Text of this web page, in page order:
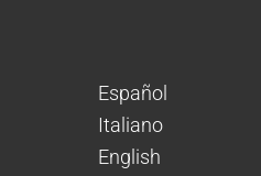
Español
Italiano
English